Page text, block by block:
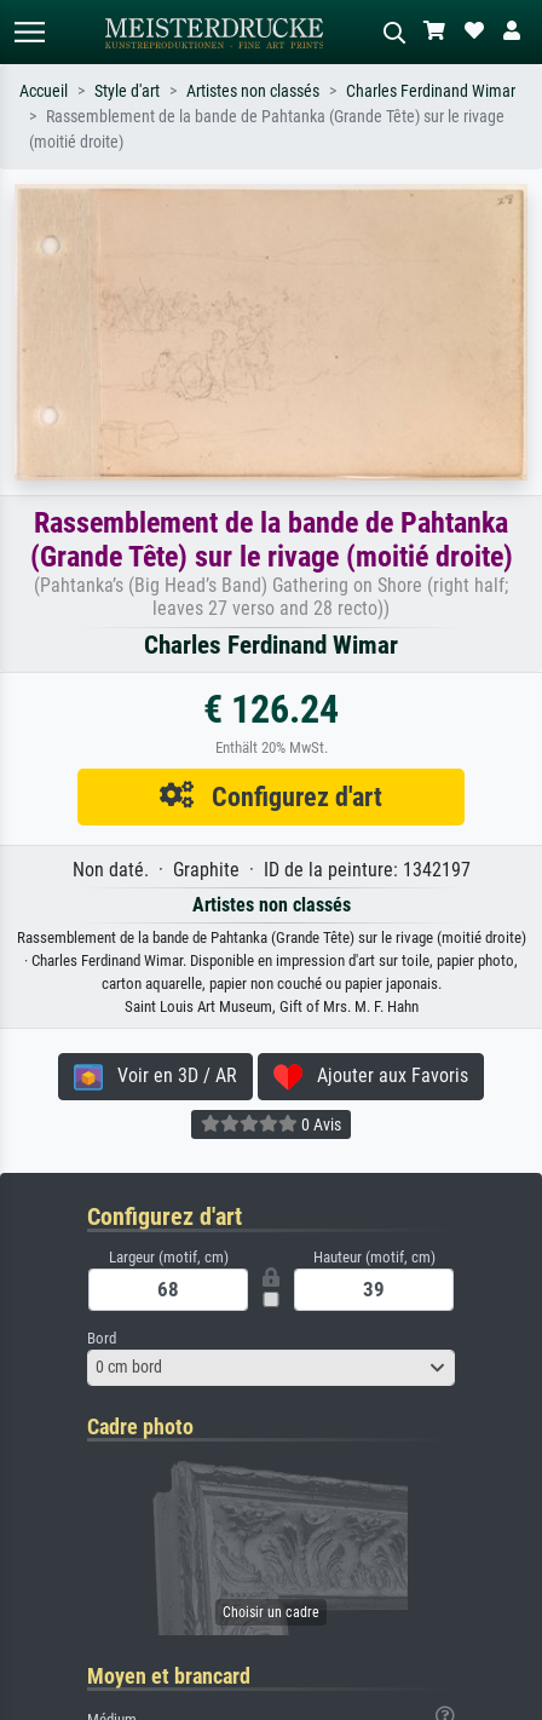
Recherche standard
abstrait avec beaucoup de rouge,
Accueil Style d'art Artistes non classés
Charles Ferdinand Wimar
Rassemblement de la bande de Pahtanka (Grande Tête) sur le rivage
(moitié droite)
Rassemblement de la bande de Pahtanka
(Grande Tête) sur le rivage (moitié droite)
(Pahtanka’s (Big Head’s Band) Gathering on Shore (right half;
leaves 27 verso and 28 recto))
Charles Ferdinand Wimar
€ 126.24
Enthält 20% MwSt.
Configurez d'art
Non daté. · Graphite · ID de la peinture: 1342197
Artistes non classés
Rassemblement de la bande de Pahtanka (Grande Tête) sur le rivage (moitié droite)
· Charles Ferdinand Wimar. Disponible en impression d'art sur toile, papier photo,
carton aquarelle, papier non couché ou papier japonais.
Saint Louis Art Museum, Gift of Mrs. M. F. Hahn
Voir en 3D / AR Ajouter aux Favoris
0 Avis
Configurez d'art
Largeur (motif, cm) Hauteur (motif, cm)
Bord
0 cm bord
Cadre photo
Moyen et brancard